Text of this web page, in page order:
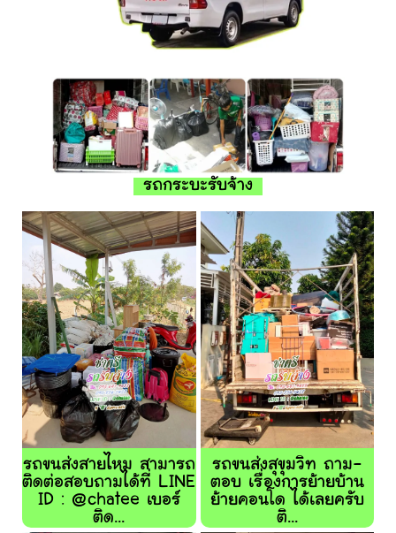
รถกระบะรับจ้าง
รถขนส่งสายไหม สามารถ
ติดต่อสอบถามได้ที่ LINE
ID : @chatee เบอร์
ติด...
รถขนส่งสุขุมวิท ถาม-
ตอบ เรื่องการย้ายบ้าน
ย้ายคอนโด ได้เลยครับ
ติ...